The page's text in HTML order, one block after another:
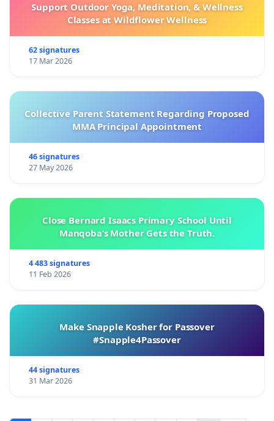
Support Outdoor Yoga, Meditation, & Wellness
Classes at Wildflower Wellness
62 signatures
17 Mar 2026
Collective Parent Statement Regarding Proposed
MMA Principal Appointment
46 signatures
27 May 2026
Close Bernard Isaacs Primary School Until
Manqoba’s Mother Gets the Truth.
4 483 signatures
11 Feb 2026
Make Snapple Kosher for Passover
#Snapple4Passover
44 signatures
31 Mar 2026